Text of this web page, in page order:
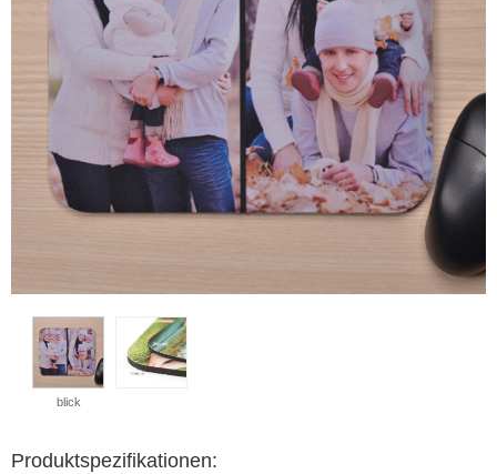
blick
Produktspezifikationen: